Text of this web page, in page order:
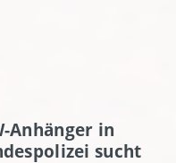
Anhänger in
sucht